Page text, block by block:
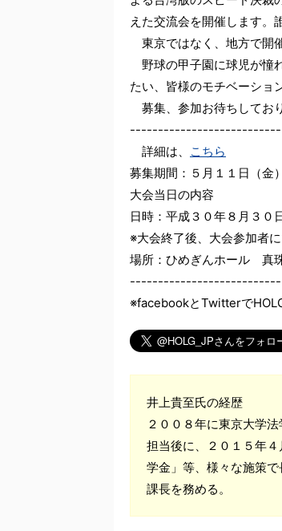
えた交流会を開催します。
東京ではなく、地方で開
野球の甲子園に球児が憧
たい、皆様のモチベーショ
募集、参加お待ちしてお
詳細は、
こちら
募集期間：５月１１日（金
大会当日の内容
日時：平成３０年８月３０
※大会終了後、大会参加者
場所：ひめぎんホール 真
※facebookとTwitterで
井上貴至氏の経歴
２００８年に東京大学
担当後に、２０１５年
学金」等、様々な施策
課長を務める。